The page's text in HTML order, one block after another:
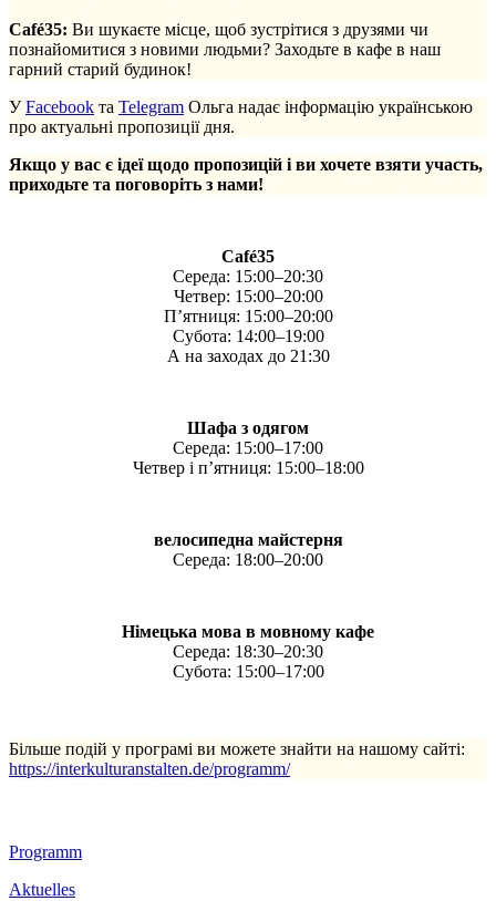
Café35: Ви шукаєте місце, щоб зустрітися з друзями чи
познайомитися з новими людьми? Заходьте в кафе в наш
гарний старий будинок!
УFacebook та Telegram Ольга надає інформацію українською
про актуальні пропозиції дня.
Якщо у вас є ідеї щодо пропозицій і ви хочете взяти участь,
приходьте та поговоріть з нами!
Café35
Середа: 15:00–20:30
Четвер: 15:00–20:00
П’ятниця: 15:00–20:00
Субота: 14:00–19:00
А на заходах до 21:30
Шафа з одягом
Середа: 15:00–17:00
Четвер і п’ятниця: 15:00–18:00
велосипедна майстерня
Середа: 18:00–20:00
Німецька мова в мовному кафе
Середа: 18:30–20:30
Субота: 15:00–17:00
Більше подій у програмі ви можете знайти на нашому сайті:
https://interkulturanstalten.de/programm/
Footer
Inhalt
Programm
Aktuelles